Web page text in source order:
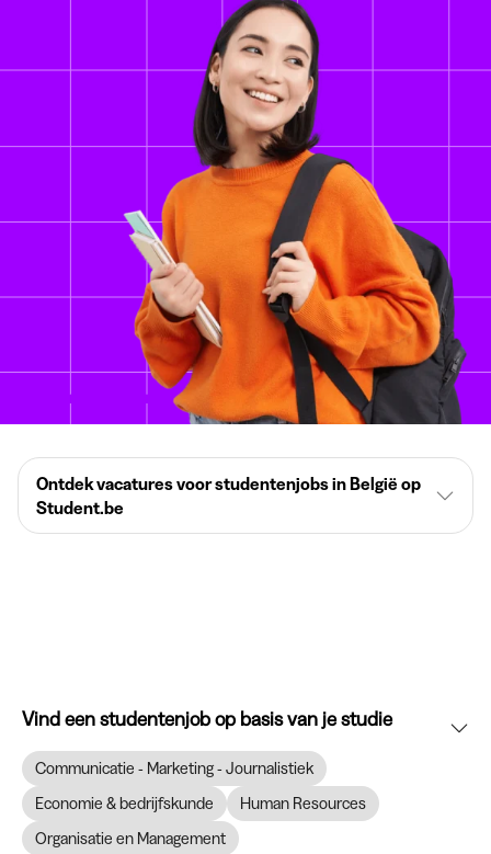
Ontdek vacatures voor studentenjobs in België op
Student.be
Vind een studentenjob op basis van je studie
Communicatie - Marketing - Journalistiek
Economie & bedrijfskunde
Human Resources
Organisatie en Management